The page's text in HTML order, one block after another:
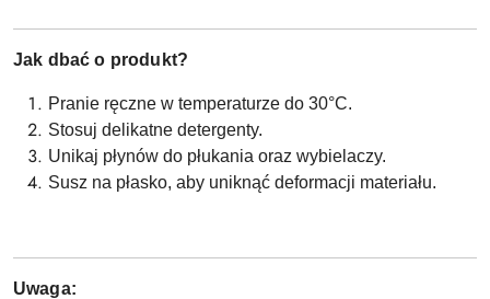
Jak dbać o produkt?
Pranie ręczne w temperaturze do 30°C.
Stosuj delikatne detergenty.
Unikaj płynów do płukania oraz wybielaczy.
Susz na płasko, aby uniknąć deformacji materiału.
Uwaga: